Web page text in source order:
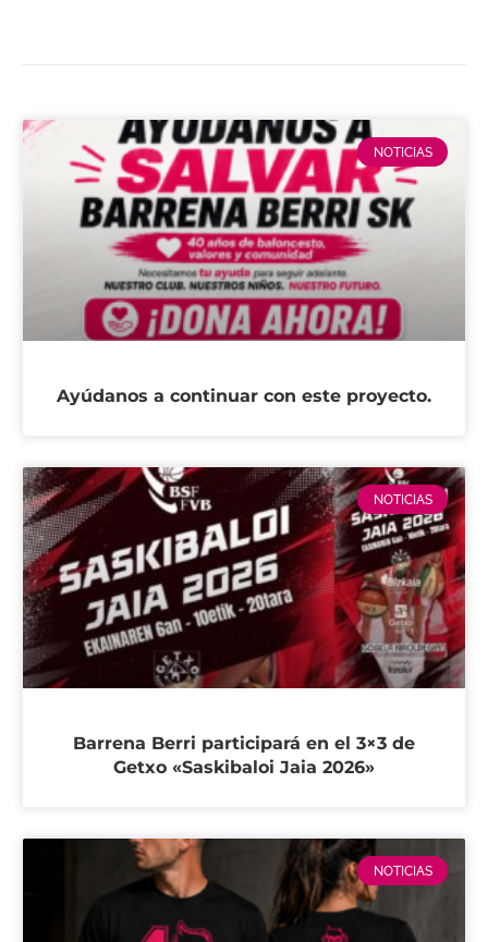
NOTICIAS
Ayúdanos a continuar con este proyecto.
NOTICIAS
Barrena Berri participará en el 3×3 de
Getxo «Saskibaloi Jaia 2026»
NOTICIAS